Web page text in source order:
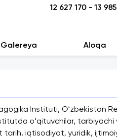
12 627 170- 13
Galereya Aloqa
Instituti, Oʻzbekiston
oʻqituvchilar,
tarih, iqtisodiyot, yuridik,